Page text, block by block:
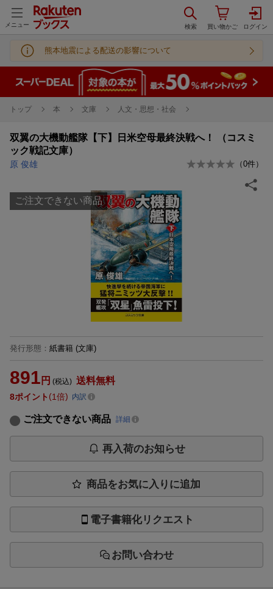
メニュー
熊本地震による配送の影響について
トップ 本 文庫 人文・思想・社会
双翼の大機動艦隊【下】日米空母最終決戦へ！ （コスミ
ック戦記文庫）
原 俊雄 （0件）
ご注文できない商品
発行形態 ： 紙書籍 (文庫)
891 円 (税込) 送料無料
8ポイント 1倍 内訳
ご注文できない商品 詳細
再入荷のお知らせ
商品をお気に入りに追加
電子書籍化リクエスト
お問い合わせ